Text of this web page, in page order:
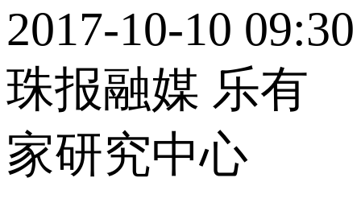
2017-10-10 09:30
珠报融媒 乐有
家研究中心